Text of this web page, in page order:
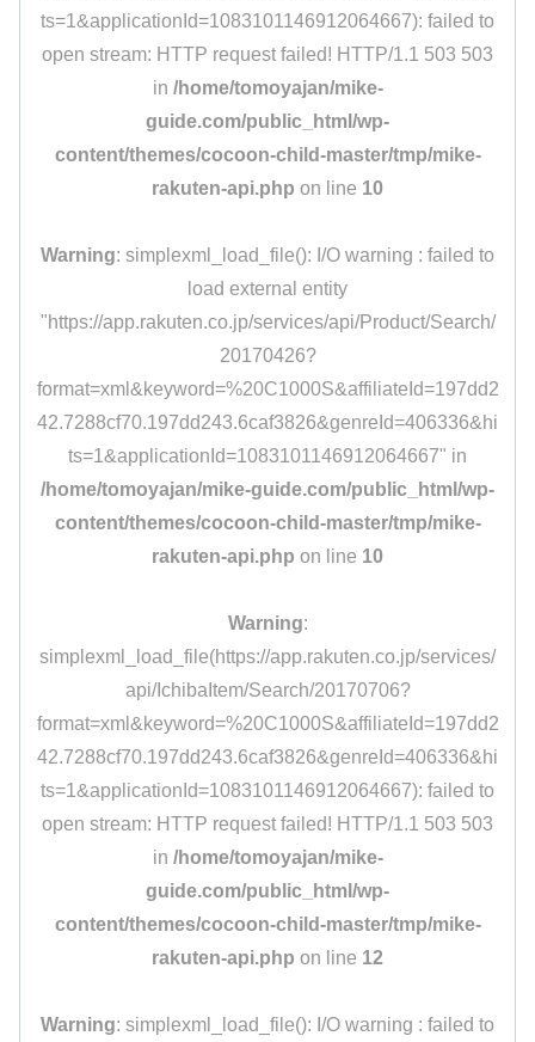
ts=1&applicationId=1083101146912064667): failed to
open stream: HTTP request failed! HTTP/1.1 503 503
in /home/tomoyajan/mike-
guide.com/public_html/wp-
content/themes/cocoon-child-master/tmp/mike-
rakuten-api.php on line 10
Warning: simplexml_load_file(): I/O warning : failed to
load external entity
"https://app.rakuten.co.jp/services/api/Product/Search/
20170426?
format=xml&keyword=%20C1000S&affiliateId=197dd2
42.7288cf70.197dd243.6caf3826&genreId=406336&hi
ts=1&applicationId=1083101146912064667" in
/home/tomoyajan/mike-guide.com/public_html/wp-
content/themes/cocoon-child-master/tmp/mike-
rakuten-api.php on line 10
Warning:
simplexml_load_file(https://app.rakuten.co.jp/services/
api/IchibaItem/Search/20170706?
format=xml&keyword=%20C1000S&affiliateId=197dd2
42.7288cf70.197dd243.6caf3826&genreId=406336&hi
ts=1&applicationId=1083101146912064667): failed to
open stream: HTTP request failed! HTTP/1.1 503 503
in /home/tomoyajan/mike-
guide.com/public_html/wp-
content/themes/cocoon-child-master/tmp/mike-
rakuten-api.php on line 12
Warning: simplexml_load_file(): I/O warning : failed to